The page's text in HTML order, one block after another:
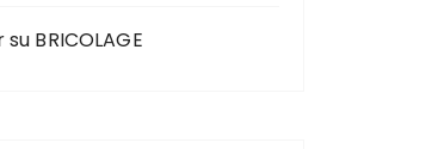
su BRICOLAGE